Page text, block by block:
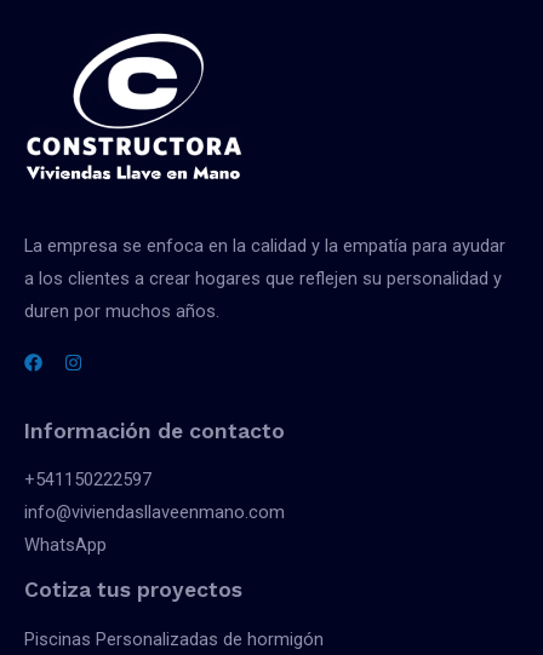
La empresa se enfoca en la calidad y la empatía para ayudar
a los clientes a crear hogares que reflejen su personalidad y
duren por muchos años.
Información de contacto
+541150222597
info@viviendasllaveenmano.com
WhatsApp
Cotiza tus proyectos
Piscinas Personalizadas de hormigón